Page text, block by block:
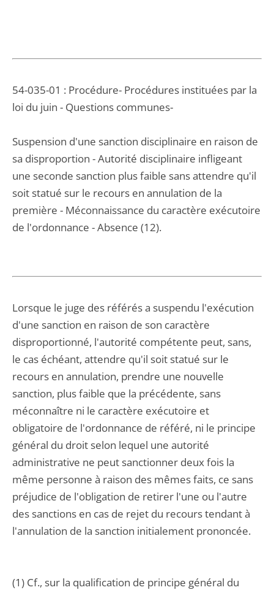
54-035-01 : Procédure- Procédures instituées par la
loi du juin - Questions communes-
Suspension d'une sanction disciplinaire en raison de
sa disproportion - Autorité disciplinaire infligeant
une seconde sanction plus faible sans attendre qu'il
soit statué sur le recours en annulation de la
première - Méconnaissance du caractère exécutoire
de l'ordonnance - Absence (12).
Lorsque le juge des référés a suspendu l'exécution
d'une sanction en raison de son caractère
disproportionné, l'autorité compétente peut, sans,
le cas échéant, attendre qu'il soit statué sur le
recours en annulation, prendre une nouvelle
sanction, plus faible que la précédente, sans
méconnaître ni le caractère exécutoire et
obligatoire de l'ordonnance de référé, ni le principe
général du droit selon lequel une autorité
administrative ne peut sanctionner deux fois la
même personne à raison des mêmes faits, ce sans
préjudice de l'obligation de retirer l'une ou l'autre
des sanctions en cas de rejet du recours tendant à
l'annulation de la sanction initialement prononcée.
(1) Cf., sur la qualification de principe général du